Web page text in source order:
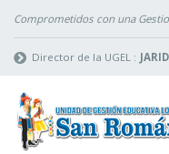
Comprometidos con una
Director de la UGEL :